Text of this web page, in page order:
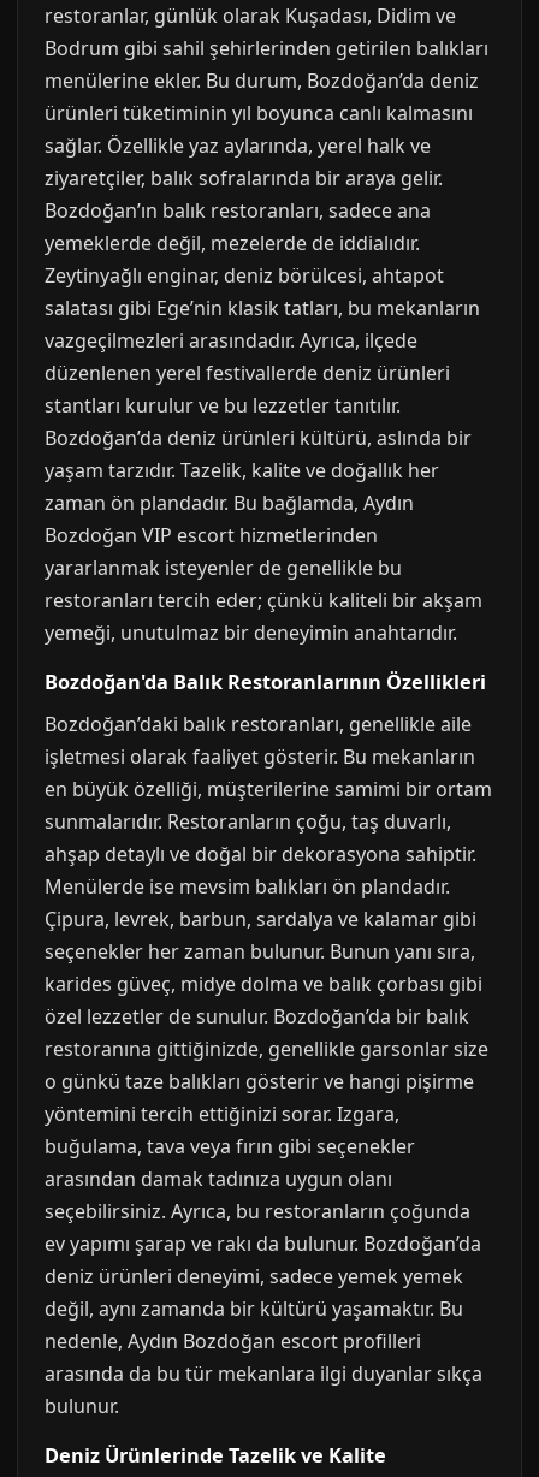
restoranlar, günlük olarak Kuşadası, Didim ve
Bodrum gibi sahil şehirlerinden getirilen balıkları
menülerine ekler. Bu durum, Bozdoğan’da deniz
ürünleri tüketiminin yıl boyunca canlı kalmasını
sağlar. Özellikle yaz aylarında, yerel halk ve
ziyaretçiler, balık sofralarında bir araya gelir.
Bozdoğan’ın balık restoranları, sadece ana
yemeklerde değil, mezelerde de iddialıdır.
Zeytinyağlı enginar, deniz börülcesi, ahtapot
salatası gibi Ege’nin klasik tatları, bu mekanların
vazgeçilmezleri arasındadır. Ayrıca, ilçede
düzenlenen yerel festivallerde deniz ürünleri
stantları kurulur ve bu lezzetler tanıtılır.
Bozdoğan’da deniz ürünleri kültürü, aslında bir
yaşam tarzıdır. Tazelik, kalite ve doğallık her
zaman ön plandadır. Bu bağlamda, Aydın
Bozdoğan VIP escort hizmetlerinden
yararlanmak isteyenler de genellikle bu
restoranları tercih eder; çünkü kaliteli bir akşam
yemeği, unutulmaz bir deneyimin anahtarıdır.
Bozdoğan'da Balık Restoranlarının Özellikleri
Bozdoğan’daki balık restoranları, genellikle aile
işletmesi olarak faaliyet gösterir. Bu mekanların
en büyük özelliği, müşterilerine samimi bir ortam
sunmalarıdır. Restoranların çoğu, taş duvarlı,
ahşap detaylı ve doğal bir dekorasyona sahiptir.
Menülerde ise mevsim balıkları ön plandadır.
Çipura, levrek, barbun, sardalya ve kalamar gibi
seçenekler her zaman bulunur. Bunun yanı sıra,
karides güveç, midye dolma ve balık çorbası gibi
özel lezzetler de sunulur. Bozdoğan’da bir balık
restoranına gittiğinizde, genellikle garsonlar size
o günkü taze balıkları gösterir ve hangi pişirme
yöntemini tercih ettiğinizi sorar. Izgara,
buğulama, tava veya fırın gibi seçenekler
arasından damak tadınıza uygun olanı
seçebilirsiniz. Ayrıca, bu restoranların çoğunda
ev yapımı şarap ve rakı da bulunur. Bozdoğan’da
deniz ürünleri deneyimi, sadece yemek yemek
değil, aynı zamanda bir kültürü yaşamaktır. Bu
nedenle, Aydın Bozdoğan escort profilleri
arasında da bu tür mekanlara ilgi duyanlar sıkça
bulunur.
Deniz Ürünlerinde Tazelik ve Kalite